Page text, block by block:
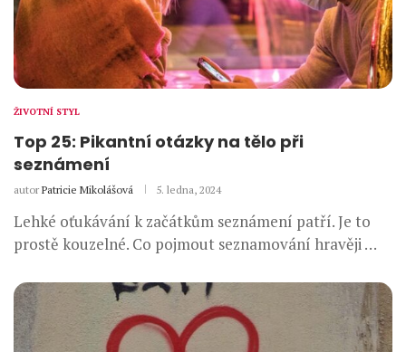
ŽIVOTNÍ STYL
Top 25: Pikantní otázky na tělo při
seznámení
autor Patricie Mikolášová 5. ledna, 2024
Lehké oťukávání k začátkům seznámení patří. Je to
prostě kouzelné. Co pojmout seznamování hravěji …